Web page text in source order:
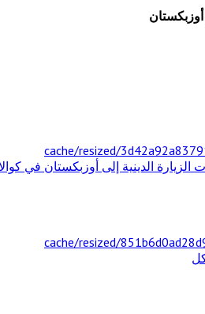
الدينية إلى أوزبكستان في